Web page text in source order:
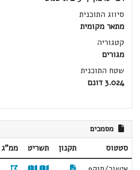
סיווג התוכנית
מתאר מקומית
קטגוריה
מגורים
שטח התוכנית
3.024 דונם
מסמכים
סטטוס תקנון תשריט ממ"ג